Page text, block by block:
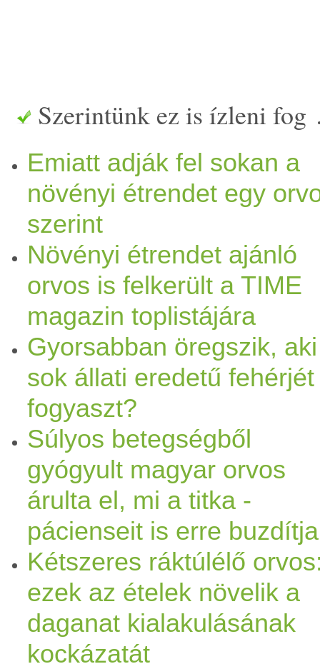
Szerintünk ez is ízleni
Emiatt adják fel sokan a
növényi étrendet egy
szerint
Növényi étrendet ajánló
orvos is felkerült a TIME
magazin toplistájára
Gyorsabban öregszik, aki
sok állati eredetű fehérjét
fogyaszt?
Súlyos betegségből
gyógyult magyar orvos
árulta el, mi a titka -
pácienseit is erre buzdítja
Kétszeres ráktúlélő
ezek az ételek növelik a
daganat kialakulásának
kockázatát